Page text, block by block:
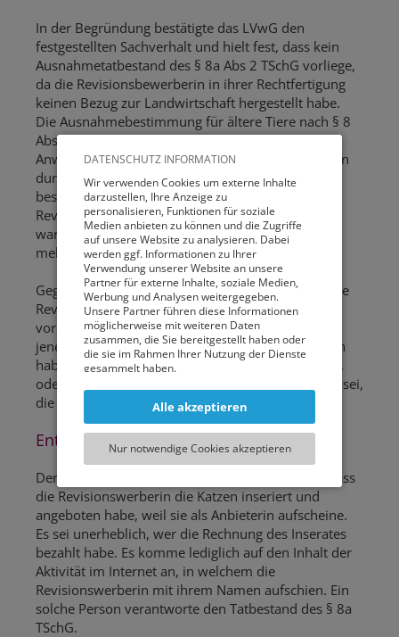
DATENSCHUTZ INFORMATION
Wir verwenden Cookies um externe Inhalte
darzustellen, Ihre Anzeige zu
personalisieren, Funktionen für soziale
Medien anbieten zu können und die Zugriffe
auf unsere Website zu analysieren. Dabei
werden ggf. Informationen zu Ihrer
Verwendung unserer Website an unsere
Partner für externe Inhalte, soziale Medien,
Werbung und Analysen weitergegeben.
Unsere Partner führen diese Informationen
möglicherweise mit weiteren Daten
zusammen, die Sie bereitgestellt haben oder
die sie im Rahmen Ihrer Nutzung der Dienste
gesammelt haben.
Sie können entweder allen externen Services
und damit Verbundenen Cookies zustimmen,
oder lediglich jenen die für die korrekte
notwendig sind. Beachten Sie, dass bei der
Wahl der zweiten Möglichkeit ggf. nicht alle
Alle akzeptieren
Nur notwendige Cookies akzeptieren
In der Begründung bestätigte das LVwG den
festgestellten Sachverhalt und hielt fest, dass kein
Ausnahmetatbestand des § 8a Abs 2 TSchG vorliege,
da die Revisionsbewerberin in ihrer Rechtfertigung
keinen Bezug zur Landwirtschaft hergestellt habe.
Die Ausnahmebestimmung für ältere Tiere nach § 8
Abs 2 Z 4 TSchG komme ebenfalls nicht zur
Anwendung, da hiervon nur die Haltung von Tieren
durch Personen erfasst sei, denen die Haltung aus
besonderen Gründen nicht mehr möglich ist. Die
Revisionswerberin habe allerdings nicht erläutert,
warum die Haltung der angebotenen Katzen nicht
mehr möglich sei.
Gegen das Erkenntnis wurde eine außerordentliche
Revision erhoben. Die Revisionswerberin brachte
vor, dass es keine Entscheidung darüber gebe, ob
jene Person die Verwaltungsübertretung begangen
habe, die das Inserat geschalten und bezahlt habe,
oder ob jene Person zur Verantwortung zu ziehen sei,
die im Inserat als Kontaktperson aufscheine.
Entscheidung
Der Verwaltungsgerichtshof (VwGH) stellte fest, dass
die Revisionswerberin die Katzen inseriert und
angeboten habe, weil sie als Anbieterin aufscheine.
Es sei unerheblich, wer die Rechnung des Inserates
bezahlt habe. Es komme lediglich auf den Inhalt der
Aktivität im Internet an, in welchem die
Revisionswerberin mit ihrem Namen aufschien. Ein
solche Person verantworte den Tatbestand des § 8a
TSchG.